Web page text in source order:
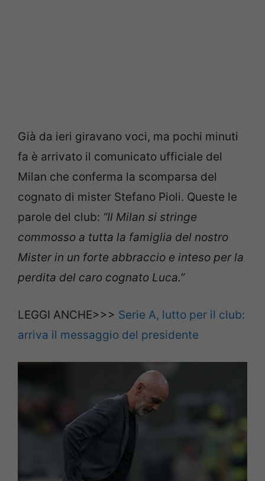
Già da ieri giravano voci, ma pochi minuti
fa è arrivato il comunicato ufficiale del
Milan che conferma la scomparsa del
cognato di mister Stefano Pioli. Queste le
parole del club: “Il Milan si stringe
commosso a tutta la famiglia del nostro
Mister in un forte abbraccio e inteso per la
perdita del caro cognato Luca.”
LEGGI ANCHE>>> Serie A, lutto per il club:
arriva il messaggio del presidente